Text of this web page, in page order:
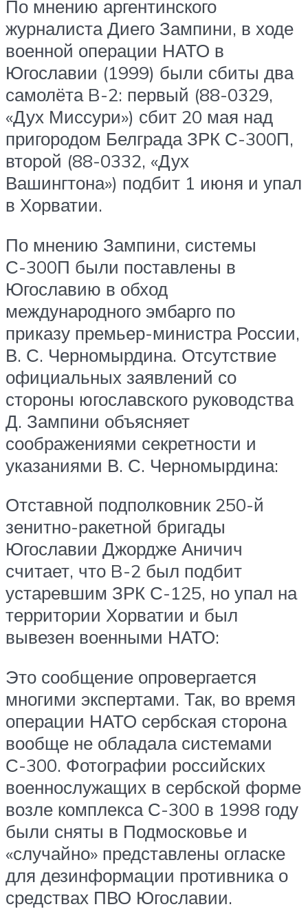
По мнению аргентинского
журналиста Диего Зампини, в ходе
военной операции НАТО в
Югославии (1999) были сбиты два
самолёта B-2: первый (88-0329,
«Дух Миссури») сбит 20 мая над
пригородом Белграда ЗРК С-300П,
второй (88-0332, «Дух
Вашингтона») подбит 1 июня и упал
в Хорватии.
По мнению Зампини, системы
С-300П были поставлены в
Югославию в обход
международного эмбарго по
приказу премьер-министра России,
В. С. Черномырдина. Отсутствие
официальных заявлений со
стороны югославского руководства
Д. Зампини объясняет
соображениями секретности и
указаниями В. С. Черномырдина:
Отставной подполковник 250-й
зенитно-ракетной бригады
Югославии Джордже Аничич
считает, что B-2 был подбит
устаревшим ЗРК С-125, но упал на
территории Хорватии и был
вывезен военными НАТО:
Это сообщение опровергается
многими экспертами. Так, во время
операции НАТО сербская сторона
вообще не обладала системами
С-300. Фотографии российских
военнослужащих в сербской форме
возле комплекса С-300 в 1998 году
были сняты в Подмосковье и
«случайно» представлены огласке
для дезинформации противника о
средствах ПВО Югославии.